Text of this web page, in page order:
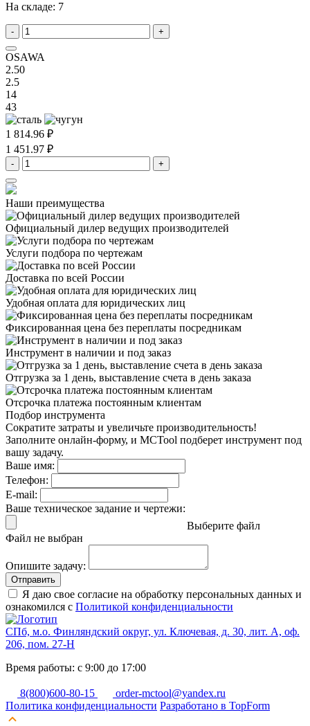
На складе: 7
- +
OSAWA
2.50
2.5
14
43
1 814.96 ₽
1 451.97 ₽
- +
Наши преимущества
Официальный дилер ведущих производителей
Услуги подбора по чертежам
Доставка по всей России
Удобная оплата для юридических лиц
Фиксированная цена без переплаты посредникам
Инструмент в наличии и под заказ
Отгрузка за 1 день, выставление счета в день заказа
Отсрочка платежа постоянным клиентам
Подбор инструмента
Сократите затраты и увеличьте производительность!
Заполните онлайн-форму, и MCTool подберет инструмент под
вашу задачу.
Ваше имя:
Телефон:
E-mail:
Ваше техническое задание и чертежи:
Выберите файл
Файл не выбран
Опишите задачу:
Отправить
Я даю свое согласие на обработку персональных данных и
ознакомился с Политикой конфиденциальности
СПб, м.о. Финляндский округ, ул. Ключевая, д. 30, лит. А, оф.
206, пом. 27-Н
Время работы: с 9:00 до 17:00
8(800)600-80-15
order-mctool@yandex.ru
Политика конфиденциальности Разработано в TopForm